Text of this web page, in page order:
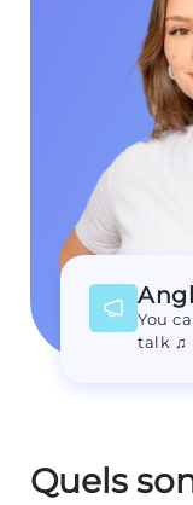
You
talk ♫
Quels